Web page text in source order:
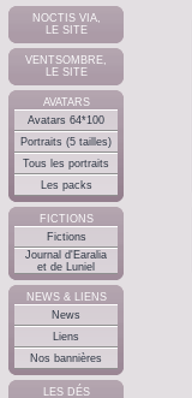
NOCTIS VIA,
LE SITE
VENTSOMBRE,
LE SITE
AVATARS
Avatars 64*100
Portraits (5 tailles)
Tous les portraits
Les packs
FICTIONS
Fictions
Journal d'Earalia
et de Luniel
NEWS & LIENS
News
Liens
Nos bannières
LES DÉS